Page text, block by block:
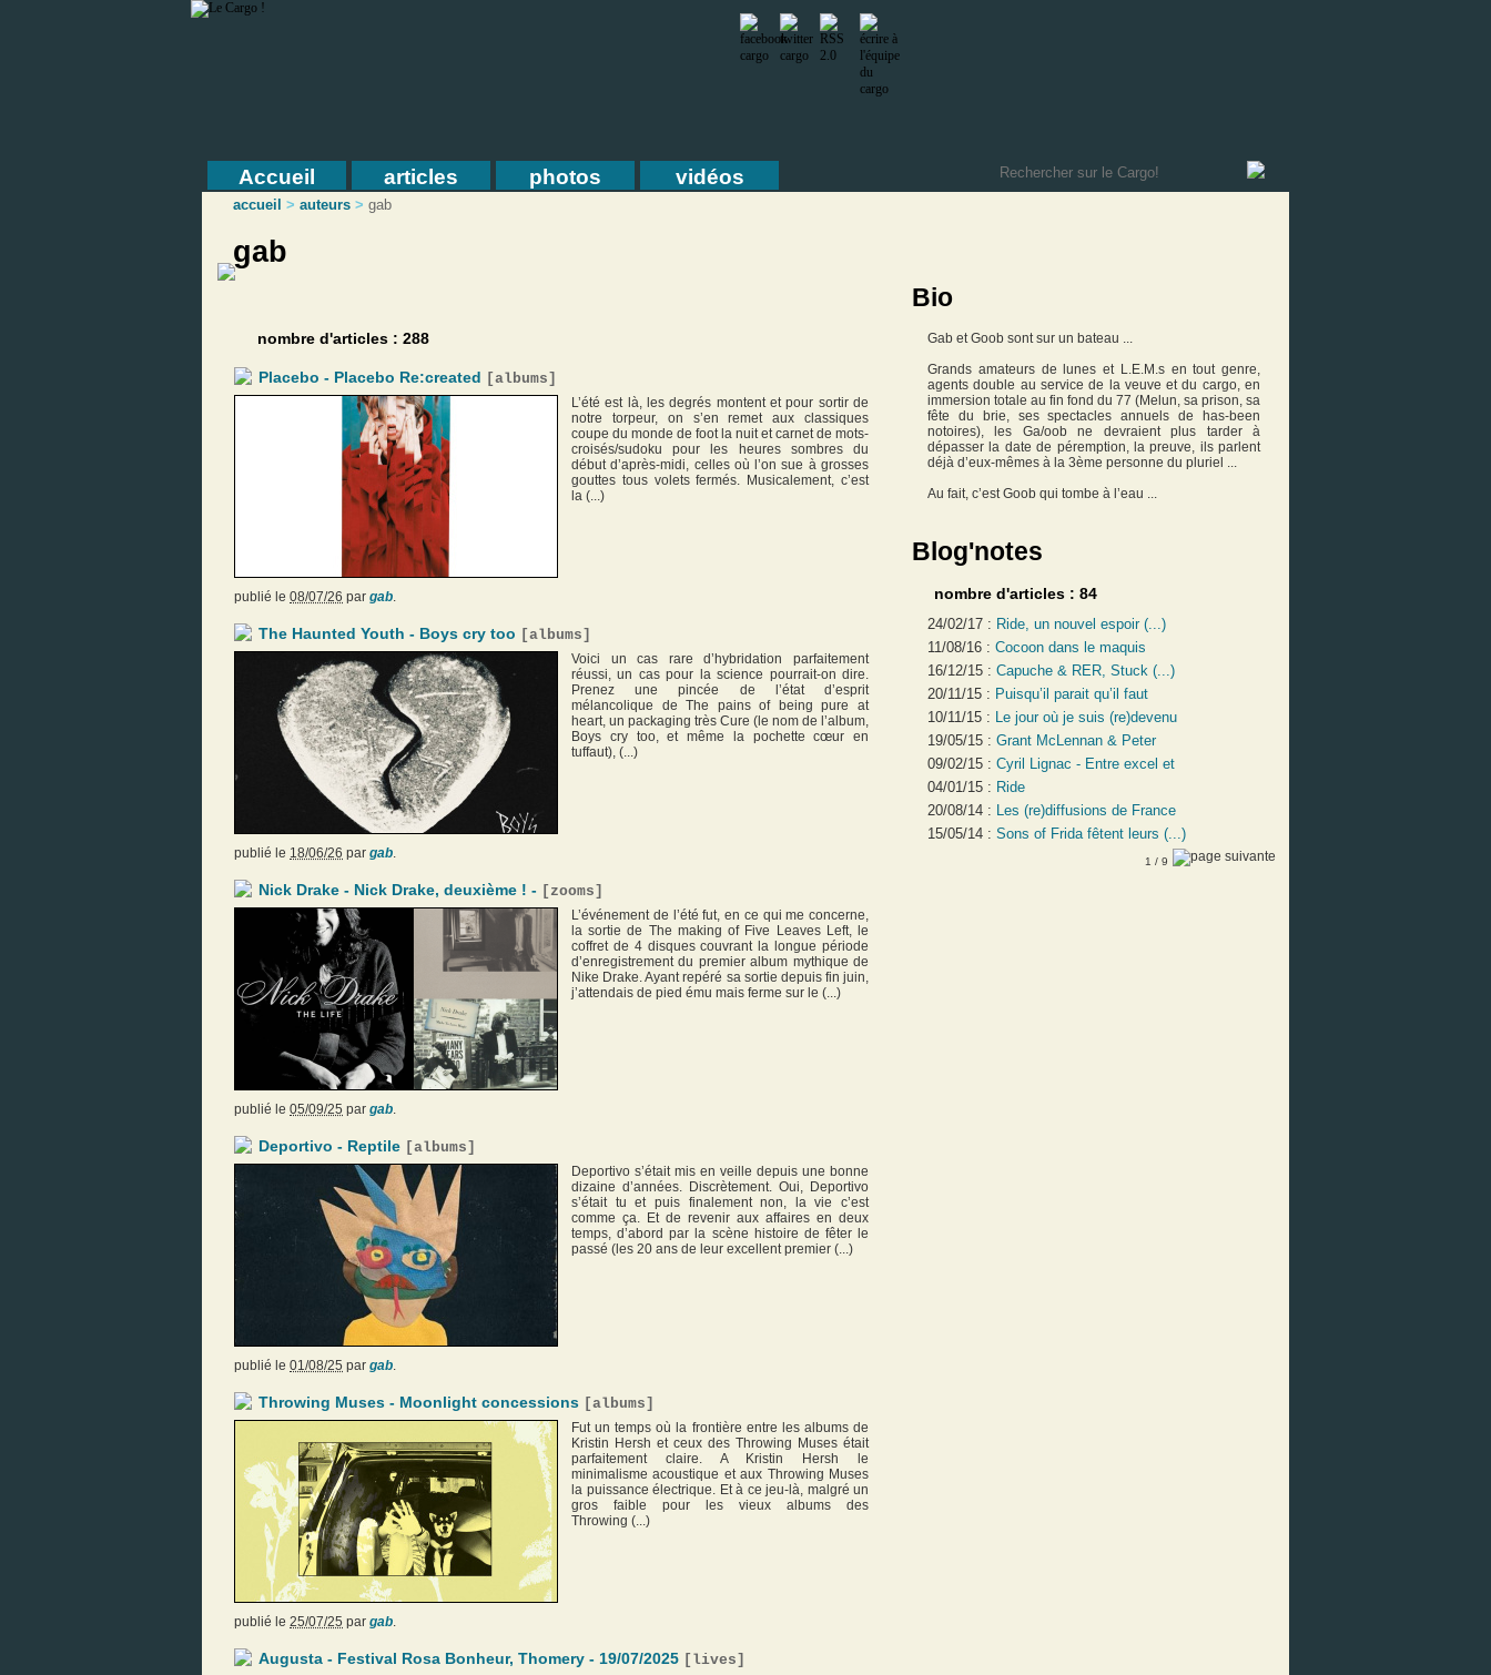
Accueil articles photos vidéos
accueil > auteurs > gab
gab
nombre d'articles : 288
Placebo - Placebo Re:created [albums ]
L’été est là, les degrés montent et pour sortir de
notre torpeur, on s’en remet aux classiques
coupe du monde de foot la nuit et carnet de mots-
croisés/sudoku pour les heures sombres du
début d’après-midi, celles où l’on sue à grosses
gouttes tous volets fermés. Musicalement, c’est
la (...)
publié le 08/07/26 par gab.
The Haunted Youth - Boys cry too [albums ]
Voici un cas rare d’hybridation parfaitement
réussi, un cas pour la science pourrait-on dire.
Prenez une pincée de l’état d’esprit
mélancolique de The pains of being pure at
heart, un packaging très Cure (le nom de l’album,
Boys cry too, et même la pochette cœur en
tuffaut), (...)
publié le 18/06/26 par gab.
Nick Drake - Nick Drake, deuxième ! - [ zooms ]
L’événement de l’été fut, en ce qui me concerne,
la sortie de The making of Five Leaves Left, le
coffret de 4 disques couvrant la longue période
d’enregistrement du premier album mythique de
Nike Drake. Ayant repéré sa sortie depuis fin juin,
j’attendais de pied ému mais ferme sur le (...)
publié le 05/09/25 par gab.
Deportivo - Reptile [albums ]
Deportivo s’était mis en veille depuis une bonne
dizaine d’années. Discrètement. Oui, Deportivo
s’était tu et puis finalement non, la vie c’est
comme ça. Et de revenir aux affaires en deux
temps, d’abord par la scène histoire de fêter le
passé (les 20 ans de leur excellent premier (...)
publié le 01/08/25 par gab.
Throwing Muses - Moonlight concessions [albums ]
Fut un temps où la frontière entre les albums de
Kristin Hersh et ceux des Throwing Muses était
parfaitement claire. A Kristin Hersh le
minimalisme acoustique et aux Throwing Muses
la puissance électrique. Et à ce jeu-là, malgré un
gros faible pour les vieux albums des
Throwing (...)
publié le 25/07/25 par gab.
Augusta - Festival Rosa Bonheur, Thomery - 19/07/2025 [ lives ]
Bio
Gab et Goob sont sur un bateau ...
Grands amateurs de lunes et L.E.M.s en tout genre,
agents double au service de la veuve et du cargo, en
immersion totale au fin fond du 77 (Melun, sa prison, sa
fête du brie, ses spectacles annuels de has-been
notoires), les Ga/oob ne devraient plus tarder à
dépasser la date de péremption, la preuve, ils parlent
déjà d’eux-mêmes à la 3ème personne du pluriel ...
Au fait, c’est Goob qui tombe à l’eau ...
Blog'notes
nombre d'articles : 84
24/02/17 : Ride, un nouvel espoir (...)
11/08/16 : Cocoon dans le maquis
16/12/15 : Capuche & RER, Stuck (...)
20/11/15 : Puisqu’il parait qu’il faut
10/11/15 : Le jour où je suis (re)devenu
19/05/15 : Grant McLennan & Peter
09/02/15 : Cyril Lignac - Entre excel et
04/01/15 : Ride
20/08/14 : Les (re)diffusions de France
15/05/14 : Sons of Frida fêtent leurs (...)
1 / 9